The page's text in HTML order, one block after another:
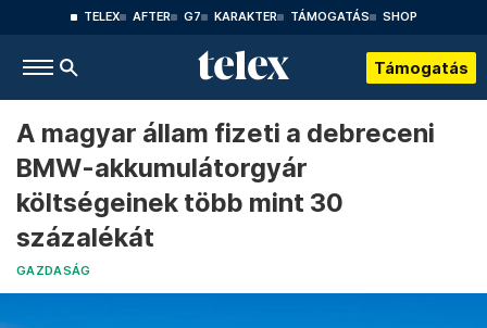
TELEX AFTER G7 KARAKTER TÁMOGATÁS SHOP
Támogatás
A magyar állam fizeti a debreceni
BMW-akkumulátorgyár
költségeinek több mint 30
százalékát
GAZDASÁG